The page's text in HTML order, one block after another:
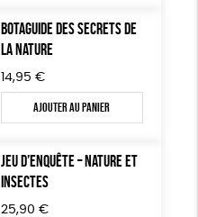
BOTAGUIDE DES SECRETS DE
LA NATURE
14,95 €
Ajouter au panier
JEU D’ENQUÊTE – NATURE ET
INSECTES
25,90 €